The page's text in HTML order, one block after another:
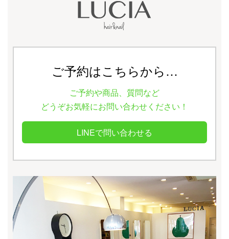
ご予約はこちらから…
ご予約や商品、質問など
どうぞお気軽にお問い合わせください！
LINEで問い合わせる